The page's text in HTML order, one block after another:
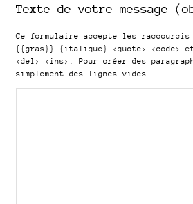
Texte de votre message
Ce formulaire accepte les raccourcis
{{gras}} {italique} <quote> <code>
<del> <ins>
. Pour créer des
simplement des lignes vides.